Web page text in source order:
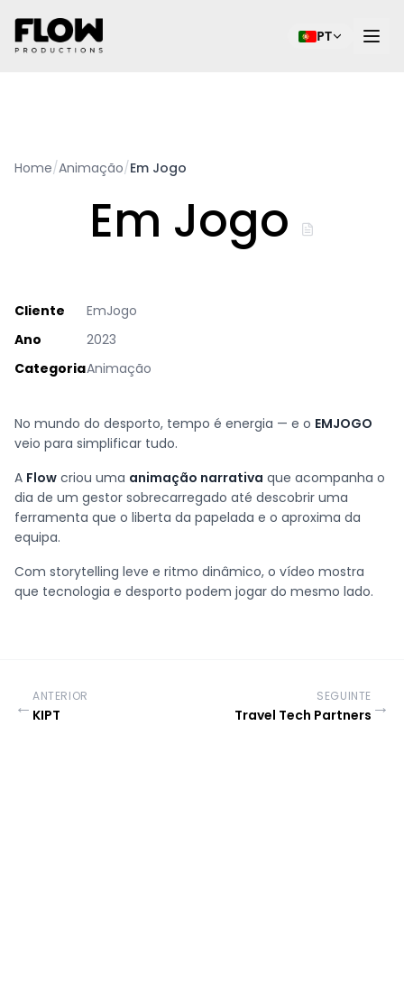
PT
Home/Animação/Em Jogo
Em Jogo
Cliente
EmJogo
Ano
2023
CategoriaAnimação
No mundo do desporto, tempo é energia — e o EMJOGO
veio para simplificar tudo.
A Flow criou uma animação narrativa que acompanha o
dia de um gestor sobrecarregado até descobrir uma
ferramenta que o liberta da papelada e o aproxima da
equipa.
Com storytelling leve e ritmo dinâmico, o vídeo mostra
que tecnologia e desporto podem jogar do mesmo lado.
← ANTERIOR
KIPT
SEGUINTE
Travel Tech Partners →